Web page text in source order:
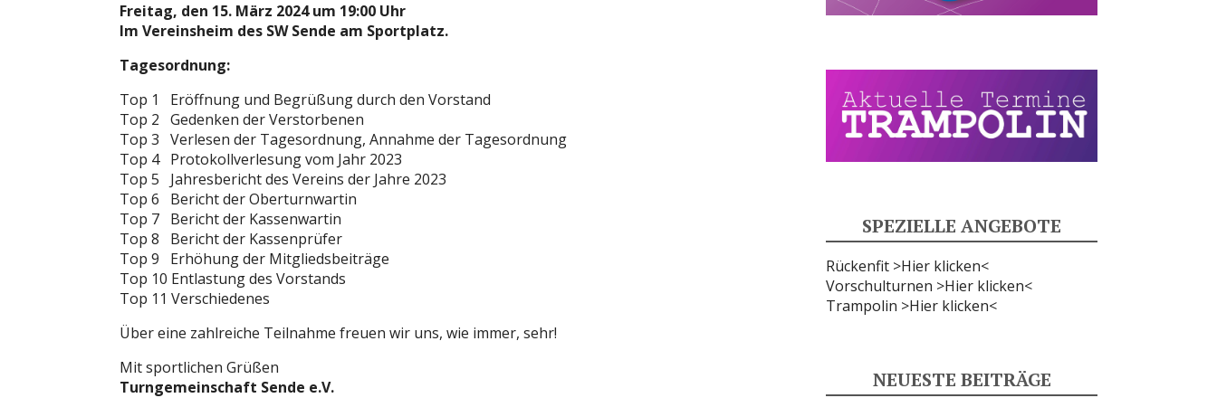
Freitag, den 15. März 2024 um 19:00 Uhr
Im Vereinsheim des SW Sende am Sportplatz.
Tagesordnung:
Top 1 Eröffnung und Begrüßung durch den Vorstand
Top 2 Gedenken der Verstorbenen
Top 3 Verlesen der Tagesordnung, Annahme der Tagesordnung
Top 4 Protokollverlesung vom Jahr 2023
Top 5 Jahresbericht des Vereins der Jahre 2023
Top 6 Bericht der Oberturnwartin
Top 7 Bericht der Kassenwartin
Top 8 Bericht der Kassenprüfer
Top 9 Erhöhung der Mitgliedsbeiträge
Top 10 Entlastung des Vorstands
Top 11 Verschiedenes
Über eine zahlreiche Teilnahme freuen wir uns, wie immer, sehr!
Mit sportlichen Grüßen
Turngemeinschaft Sende e.V.
SPEZIELLE ANGEBOTE
Rückenfit >Hier klicken<
Vorschulturnen >Hier klicken<
Trampolin >Hier klicken<
NEUESTE BEITRÄGE